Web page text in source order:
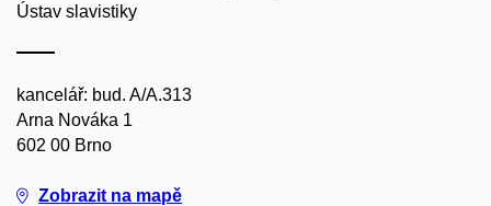
Ústav slavistiky
kancelář: bud. A/A.313
Arna Nováka 1
602 00 Brno
Zobrazit na mapě